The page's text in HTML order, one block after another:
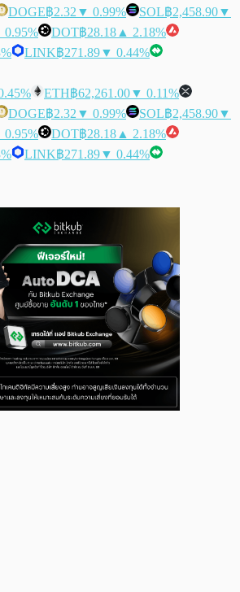
DOGE฿2.32 ▼ 0.99% SOL฿2,458.90▼
DOT฿28.18 ▲ 2.18%
LINK฿271.89▼ 0.44%
ETH฿62,261.00▼ 0.11%
DOGE฿2.32 ▼ 0.99% SOL฿2,458.90▼
DOT฿28.18 ▲ 2.18%
LINK฿271.89▼ 0.44%